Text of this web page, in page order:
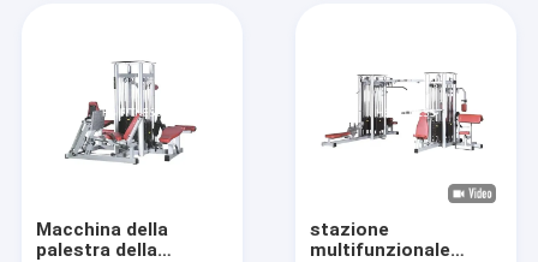
Macchina della
palestra della
stazione
multifunzionale